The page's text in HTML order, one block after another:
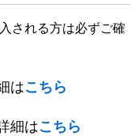
される方は必ずご確
はこちら
細はこちら